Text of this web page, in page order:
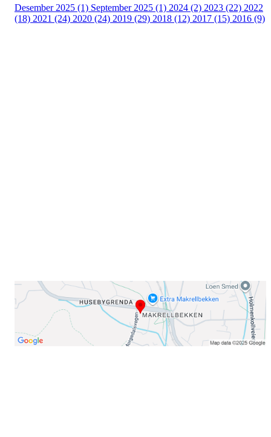
Desember 2025 (1) September 2025 (1) 2024 (2) 2023 (22) 2022
(18) 2021 (24) 2020 (24) 2019 (29) 2018 (12) 2017 (15) 2016 (9)